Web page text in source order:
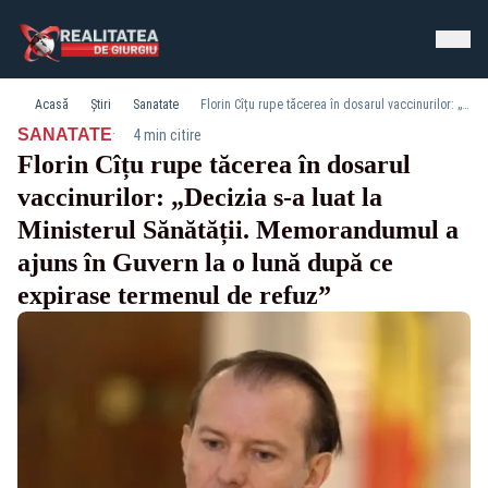
Acasă Știri Sanatate Florin Cîțu rupe tăcerea în dosarul vaccinurilor: „Decizia s-a luat la Ministerul Sănătății. Memorandumul a ajuns în Guvern la o lună după ce expirase termenul de refuz”
SANATATE· 4 min citire
Florin Cîțu rupe tăcerea în dosarul
vaccinurilor: „Decizia s-a luat la
Ministerul Sănătății. Memorandumul a
ajuns în Guvern la o lună după ce
expirase termenul de refuz”